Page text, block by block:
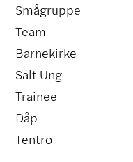
Smågruppe
Team
Barnekirke
Salt Ung
Trainee
Dåp
Tentro